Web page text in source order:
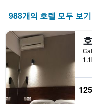
이
습
니
다.
트
는
객
실
의
평
균
요
금
988개의 호텔 모두 보기